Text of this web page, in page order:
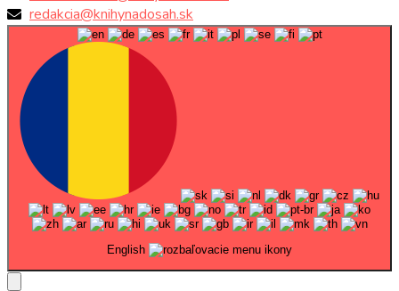
redakcia@knihynadosah.sk
English